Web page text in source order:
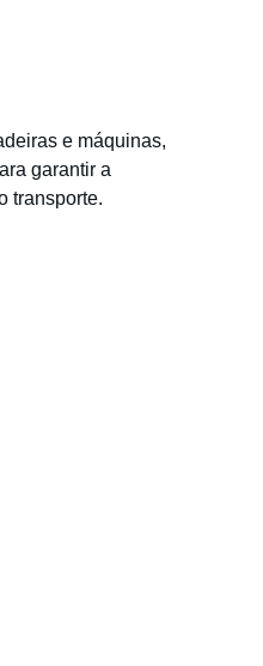
e máquinas,
garantir a
transporte.